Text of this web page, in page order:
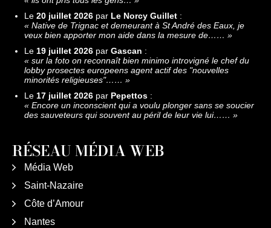
Le 20 juillet 2026 par Le Norcy Guillet :
« Native de Trignac et demeurant à St André des Eaux, je
veux bien apporter mon aide dans la mesure de…… »
Le 19 juillet 2026 par Gascan :
« sur la foto on reconnaît bien minimo introvigné le chef du
lobby prosectes europeens agent actif des "nouvelles
minorités religieuses"…… »
Le 17 juillet 2026 par Pepettos :
« Encore un inconscient qui a voulu plonger sans se soucier
des sauveteurs qui souvent au péril de leur vie lui…… »
RÉSEAU MÉDIA WEB
Média Web
Saint-Nazaire
Côte d’Amour
Nantes